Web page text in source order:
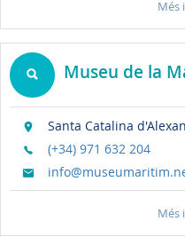
Més
Museu de la
Santa Catalina
(+34) 971 632 204
Més